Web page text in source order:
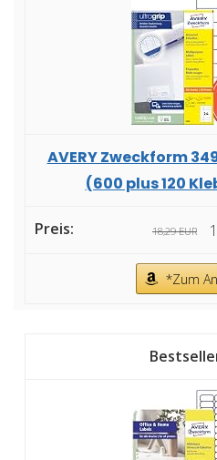
AVERY Zweckform
(600 plus 120
18,29 EUR
*Zum